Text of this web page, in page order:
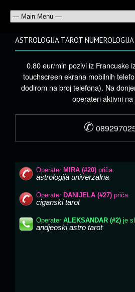
ASTROLOGIJA TAROT
0.80 eur/min pozivi iz Francuske
touchscreen ekrana mobilnih
dodirom na broj telefona). Na
operateri aktivni
✆